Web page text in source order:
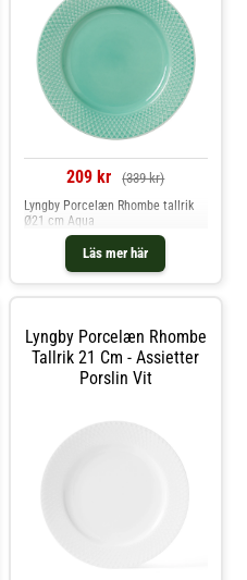
209 kr (339 kr)
Läs mer här
Lyngby Porcelæn Rhombe tallrik
Ø21 cm Aqua
Lyngby Porcelæn Rhombe
Tallrik 21 Cm - Assietter
Porslin Vit